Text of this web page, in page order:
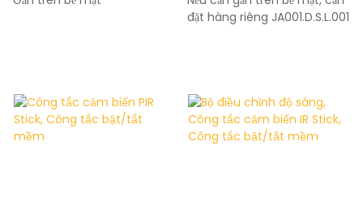
đặt hàng riêng JA001.D.S.L.001